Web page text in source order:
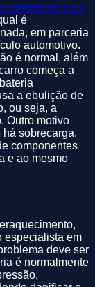
de uma
é
em parceria
automotivo.
é normal, além
começa a
a ebulição de
ou seja, a
Outro motivo
sobrecarga,
componentes
e ao mesmo
especialista em
deve ser
é normalmente